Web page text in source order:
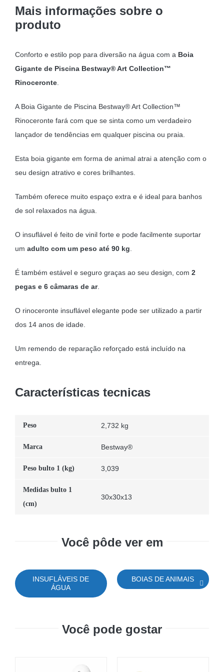
Mais informações sobre o
produto
Conforto e estilo pop para diversão na água com aBoia
Gigante de Piscina Bestway® Art Collection™
Rinoceronte.
A Boia Gigante de Piscina Bestway® Art Collection™
Rinoceronte fará com que se sinta como um verdadeiro
lançador de tendências em qualquer piscina ou praia.
Esta boia gigante em forma de animal atrai a atenção com o
seu design atrativo e cores brilhantes.
Também oferece muito espaço extra e é ideal para banhos
de sol relaxados na água.
O insuflável é feito de vinil forte e pode facilmente suportar
um adulto com um peso até 90 kg.
É também estável e seguro graças ao seu design, com 2
pegas e 6 câmaras de ar.
O rinoceronte insuflável elegante pode ser utilizado a partir
dos 14 anos de idade.
Um remendo de reparação reforçado está incluído na
entrega.
Características tecnicas
Peso 2,732 kg
Marca Bestway®
Peso bulto 1 (kg) 3,039
Medidas bulto 1
(cm)
30x30x13
Você pôde ver em
INSUFLÁVEIS DE
ÁGUA
BOIAS DE ANIMAIS
Você pode gostar